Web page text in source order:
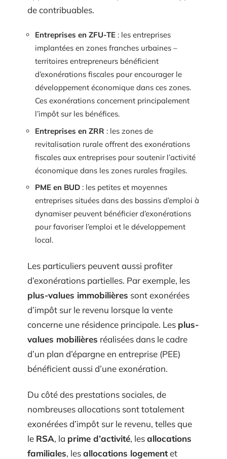
de contribuables.
Entreprises en ZFU-TE : les entreprises
implantées en zones franches urbaines –
territoires entrepreneurs bénéficient
d’exonérations fiscales pour encourager le
développement économique dans ces zones.
Ces exonérations concernent principalement
l’impôt sur les bénéfices.
Entreprises en ZRR : les zones de
revitalisation rurale offrent des exonérations
fiscales aux entreprises pour soutenir l’activité
économique dans les zones rurales fragiles.
PME en BUD : les petites et moyennes
entreprises situées dans des bassins d’emploi à
dynamiser peuvent bénéficier d’exonérations
pour favoriser l’emploi et le développement
local.
Les particuliers peuvent aussi profiter
d’exonérations partielles. Par exemple, les
plus-values immobilières sont exonérées
d’impôt sur le revenu lorsque la vente
concerne une résidence principale. Les plus-
values mobilières réalisées dans le cadre
d’un plan d’épargne en entreprise (PEE)
bénéficient aussi d’une exonération.
Du côté des prestations sociales, de
nombreuses allocations sont totalement
exonérées d’impôt sur le revenu, telles que
le RSA, la prime d’activité, lesallocations
familiales, lesallocations logementet